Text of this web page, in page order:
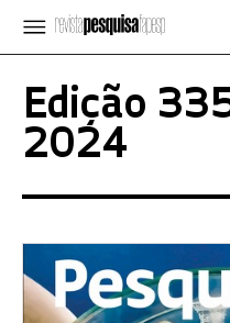
Edição
2024